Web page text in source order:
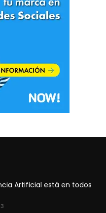
Artificial está en todos